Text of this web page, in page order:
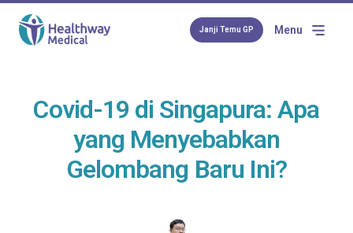
Janji Temu GP Menu
Covid-19 di Singapura: Apa
yang Menyebabkan
Gelombang Baru Ini?